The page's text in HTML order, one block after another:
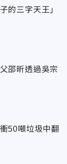
的三字天王」
邵昕透過吳宗
50噸垃圾中翻